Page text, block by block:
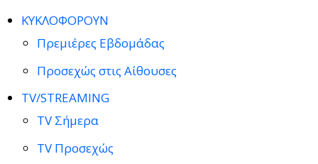
ΚΥΚΛΟΦΟΡΟΥΝ
Πρεμιέρες Εβδομάδας
Προσεχώς στις Αίθουσες
TV/STREAMING
TV Σήμερα
TV Προσεχώς